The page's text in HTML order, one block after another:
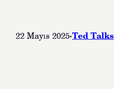
22 Mayıs 2025·Ted Talks